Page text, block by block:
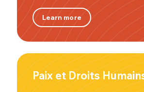
Learn more
Paix et Droits